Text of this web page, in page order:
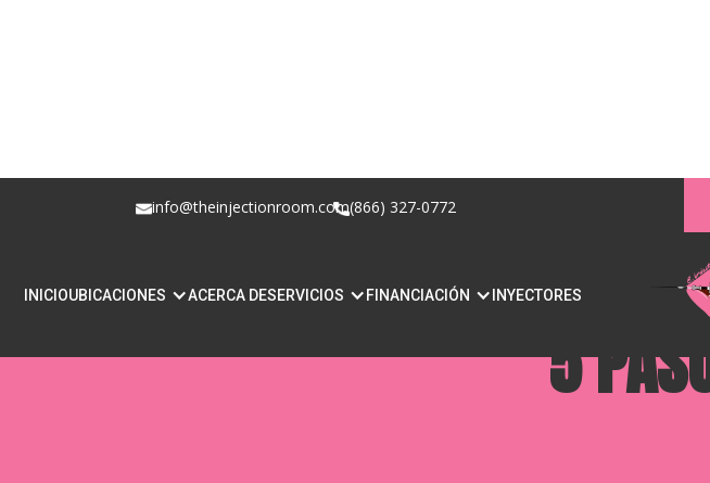
info@theinjectionroom.com(866) 327-0772
INICIOUBICACIONES ACERCA DESERVICIOS FINANCIACIÓN INYECTORES
CÓMO PREVENIR LA
5